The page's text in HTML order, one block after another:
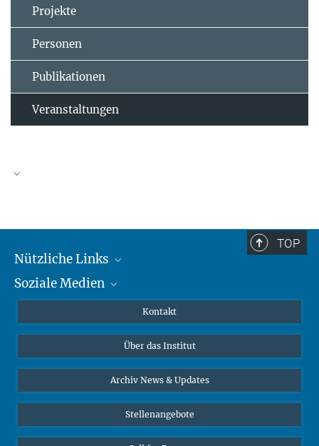
Projekte
Personen
Publikationen
Veranstaltungen
TOP
Nützliche Links
MMG Alumni Corner
Online-Vorträge
Interviews zum Thema "Diversity"
Soziale Medien
Bluesky
Kontakt
Über das Institut
Archiv News & Updates
Stellenangebote